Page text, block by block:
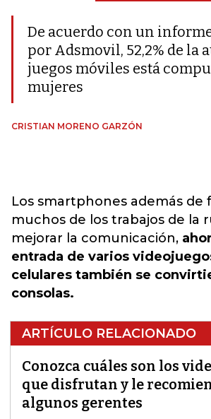
De acuerdo con un
por Adsmovil, 52,2% de la
juegos móviles está
mujeres
CRISTIAN MORENO GARZÓN
Los smartphones además de
muchos de los trabajos de la
mejorar la comunicación,
entrada de varios
celulares también se
consolas.
ARTÍCULO RELACIONADO
Conozca cuáles son los
que disfrutan y le
algunos gerentes